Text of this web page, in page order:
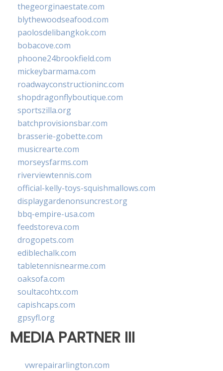
thegeorginaestate.com
blythewoodseafood.com
paolosdelibangkok.com
bobacove.com
phoone24brookfield.com
mickeybarmama.com
roadwayconstructioninc.com
shopdragonflyboutique.com
sportszilla.org
batchprovisionsbar.com
brasserie-gobette.com
musicrearte.com
morseysfarms.com
riverviewtennis.com
official-kelly-toys-squishmallows.com
displaygardenonsuncrest.org
bbq-empire-usa.com
feedstoreva.com
drogopets.com
ediblechalk.com
tabletennisnearme.com
oaksofa.com
soultacohtx.com
capishcaps.com
gpsyfl.org
MEDIA PARTNER III
vwrepairarlington.com